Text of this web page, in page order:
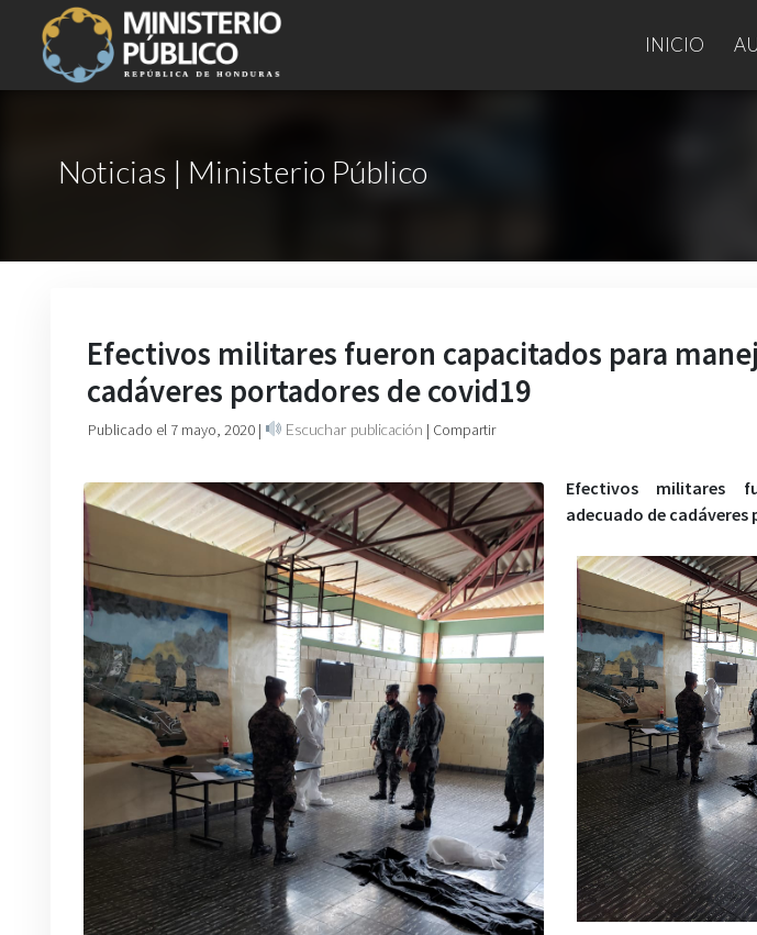
INICIO
Noticias | Ministerio Público
Efectivos militares fueron capacitados para
cadáveres portadores de covid19
Publicado el 7 mayo, 2020 | Escuchar publicación | Compartir
Efectivos militares
adecuado de